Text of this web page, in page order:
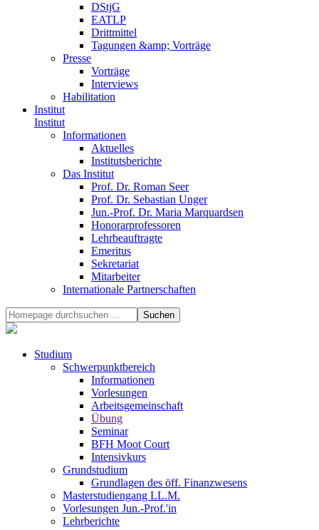
DStjG
EATLP
Drittmittel
Tagungen &amp; Vorträge
Presse
Vorträge
Interviews
Habilitation
Institut
Institut
Informationen
Aktuelles
Institutsberichte
Das Institut
Prof. Dr. Roman Seer
Prof. Dr. Sebastian Unger
Jun.-Prof. Dr. Maria Marquardsen
Honorarprofessoren
Lehrbeauftragte
Emeritus
Sekretariat
Mitarbeiter
Internationale Partnerschaften
Studium
Schwerpunktbereich
Informationen
Vorlesungen
Arbeitsgemeinschaft
Übung
Seminar
BFH Moot Court
Intensivkurs
Grundstudium
Grundlagen des öff. Finanzwesens
Masterstudiengang LL.M.
Vorlesungen Jun.-Prof.'in
Lehrberichte